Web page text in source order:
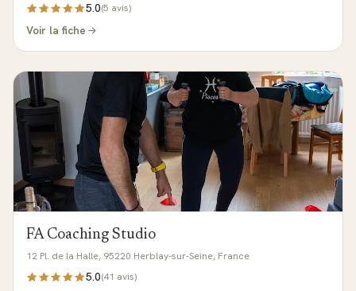
5.0(5 avis)
Voir la fiche
FA Coaching Studio
12 Pl. de la Halle, 95220 Herblay-sur-Seine, France
5.0(41 avis)